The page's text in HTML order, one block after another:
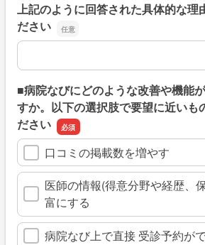
上記のように回答された具体的な理
ださい
上記のように回答された具体的な理
■病院なびにどのような改善や機能
すか。以下の選択肢で要望に近いも
ださい
口コミの掲載数を増やす
医師の情報(得意分野や経歴、
富にする
病院なび上で直接 受診予約が